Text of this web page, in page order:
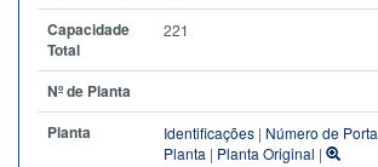
Capacidade
Total
221
Nº de Planta
Planta
Identificações | Número de Porta
Planta | Planta Original |